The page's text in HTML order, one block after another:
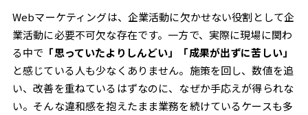
Webマーケティングは、企業活動に欠かせない役割として企
業活動に必要不可欠な存在です。一方で、実際に現場に関わ
る中で 「思っていたよりしんどい」「成果が出ずに苦しい」
と感じている人も少なくありません。施策を回し、数値を追
い、改善を重ねているはずなのに、なぜか手応えが得られな
い。そんな違和感を抱えたまま業務を続けているケースも多